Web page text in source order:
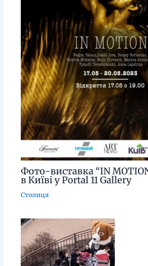
Фото-виставка “IN
в Київі у Portal 11 Gallery
Столиця